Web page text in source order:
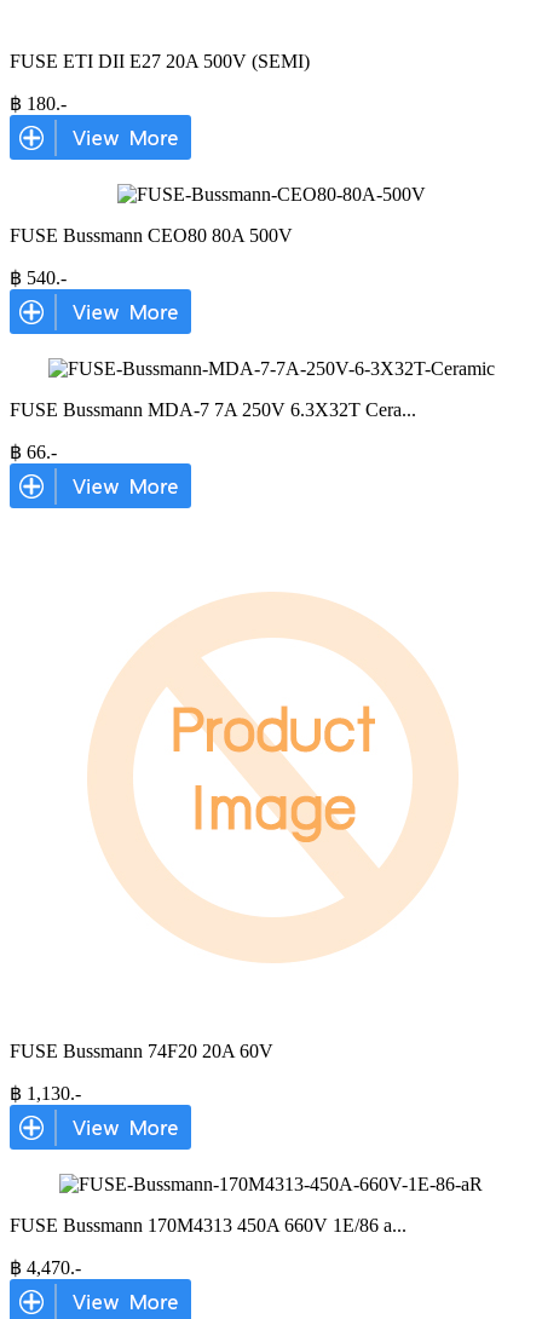
FUSE ETI DII E27 20A 500V (SEMI)
฿ 180.-
FUSE Bussmann CEO80 80A 500V
฿ 540.-
FUSE Bussmann MDA-7 7A 250V 6.3X32T Cera...
฿ 66.-
FUSE Bussmann 74F20 20A 60V
฿ 1,130.-
FUSE Bussmann 170M4313 450A 660V 1E/86 a...
฿ 4,470.-